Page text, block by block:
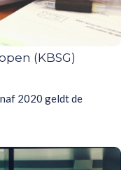
(KBSG)
2020 geldt de